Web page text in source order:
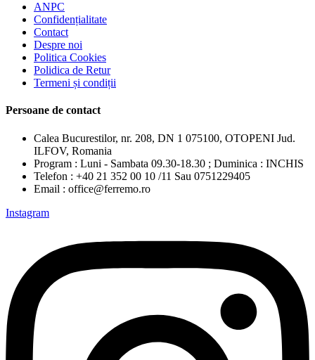
ANPC
Confidențialitate
Contact
Despre noi
Politica Cookies
Polidica de Retur
Termeni și condiții
Persoane de contact
Calea Bucurestilor, nr. 208, DN 1 075100, OTOPENI Jud.
ILFOV, Romania
Program : Luni - Sambata 09.30-18.30 ; Duminica : INCHIS
Telefon : +40 21 352 00 10 /11 Sau 0751229405
Email : office@ferremo.ro
Instagram